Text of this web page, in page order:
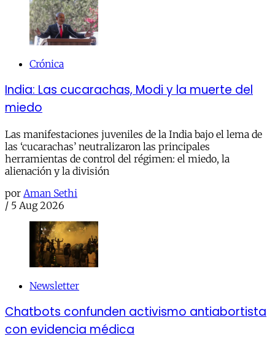
Crónica
India: Las cucarachas, Modi y la muerte del
miedo
Las manifestaciones juveniles de la India bajo el lema de
las ‘cucarachas’ neutralizaron las principales
herramientas de control del régimen: el miedo, la
alienación y la división
por Aman Sethi
/ 5 Aug 2026
Newsletter
Chatbots confunden activismo antiabortista
con evidencia médica